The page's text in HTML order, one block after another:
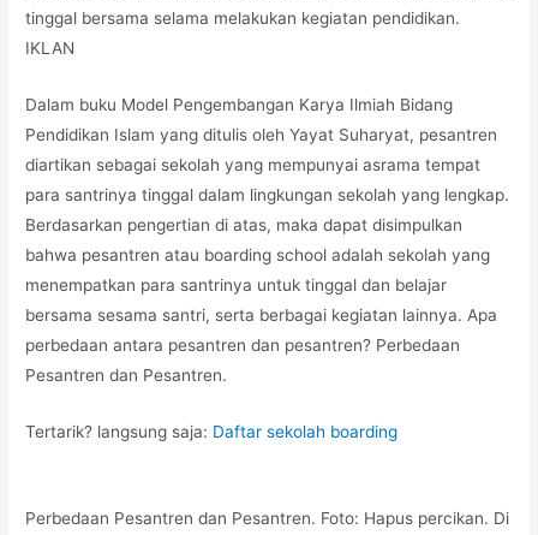
tinggal bersama selama melakukan kegiatan pendidikan.
IKLAN
Dalam buku Model Pengembangan Karya Ilmiah Bidang
Pendidikan Islam yang ditulis oleh Yayat Suharyat, pesantren
diartikan sebagai sekolah yang mempunyai asrama tempat
para santrinya tinggal dalam lingkungan sekolah yang lengkap.
Berdasarkan pengertian di atas, maka dapat disimpulkan
bahwa pesantren atau boarding school adalah sekolah yang
menempatkan para santrinya untuk tinggal dan belajar
bersama sesama santri, serta berbagai kegiatan lainnya. Apa
perbedaan antara pesantren dan pesantren? Perbedaan
Pesantren dan Pesantren.
Tertarik? langsung saja: Daftar sekolah boarding
Perbedaan Pesantren dan Pesantren. Foto: Hapus percikan. Di